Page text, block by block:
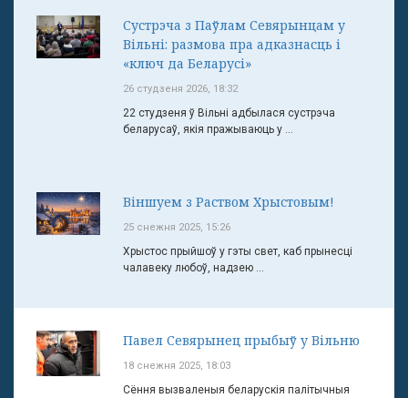
Сустрэча з Паўлам Севярынцам у
Вільні: размова пра адказнасць і
«ключ да Беларусі»
26 студзеня 2026, 18:32
22 студзеня ў Вільні адбылася сустрэча
беларусаў, якія пражываюць у ...
Віншуем з Раством Хрыстовым!
25 снежня 2025, 15:26
Хрыстос прыйшоў у гэты свет, каб прынесці
чалавеку любоў, надзею ...
Павел Севярынец прыбыў у Вільню
18 снежня 2025, 18:03
Сёння вызваленыя беларускія палітычныя